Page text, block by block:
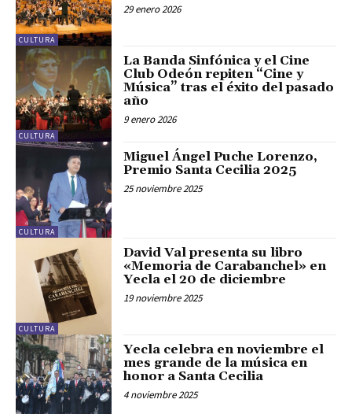
CULTURA
29 enero 2026
CULTURA
La Banda Sinfónica y el Cine
Club Odeón repiten “Cine y
Música” tras el éxito del pasado
año
9 enero 2026
CULTURA
Miguel Ángel Puche Lorenzo,
Premio Santa Cecilia 2025
25 noviembre 2025
CULTURA
David Val presenta su libro
«Memoria de Carabanchel» en
Yecla el 20 de diciembre
19 noviembre 2025
Yecla celebra en noviembre el
mes grande de la música en
honor a Santa Cecilia
4 noviembre 2025